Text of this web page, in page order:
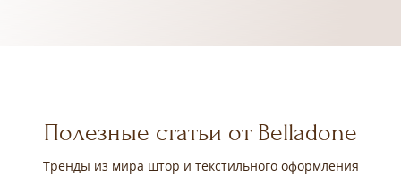
Полезные статьи от Belladone
Тренды из мира штор и текстильного оформления